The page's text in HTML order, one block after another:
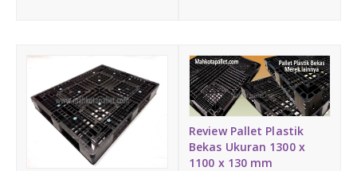
Plastik PE
DAFTAR ISI
KONTAK
Review Pallet Plastik
Bekas Ukuran 1300 x
1100 x 130 mm